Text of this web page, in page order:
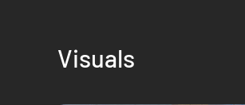
Visuals